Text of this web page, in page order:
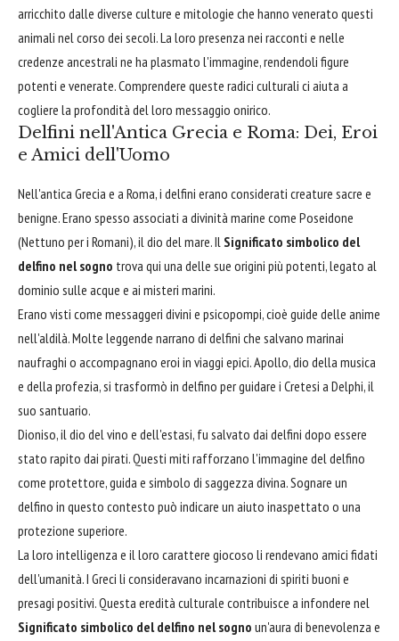
arricchito dalle diverse culture e mitologie che hanno venerato questi
animali nel corso dei secoli. La loro presenza nei racconti e nelle
credenze ancestrali ne ha plasmato l'immagine, rendendoli figure
potenti e venerate. Comprendere queste radici culturali ci aiuta a
cogliere la profondità del loro messaggio onirico.
Delfini nell'Antica Grecia e Roma: Dei, Eroi
e Amici dell'Uomo
Nell'antica Grecia e a Roma, i delfini erano considerati creature sacre e
benigne. Erano spesso associati a divinità marine come Poseidone
(Nettuno per i Romani), il dio del mare. Il Significato simbolico del
delfino nel sogno trova qui una delle sue origini più potenti, legato al
dominio sulle acque e ai misteri marini.
Erano visti come messaggeri divini e psicopompi, cioè guide delle anime
nell'aldilà. Molte leggende narrano di delfini che salvano marinai
naufraghi o accompagnano eroi in viaggi epici. Apollo, dio della musica
e della profezia, si trasformò in delfino per guidare i Cretesi a Delphi, il
suo santuario.
Dioniso, il dio del vino e dell'estasi, fu salvato dai delfini dopo essere
stato rapito dai pirati. Questi miti rafforzano l'immagine del delfino
come protettore, guida e simbolo di saggezza divina. Sognare un
delfino in questo contesto può indicare un aiuto inaspettato o una
protezione superiore.
La loro intelligenza e il loro carattere giocoso li rendevano amici fidati
dell'umanità. I Greci li consideravano incarnazioni di spiriti buoni e
presagi positivi. Questa eredità culturale contribuisce a infondere nel
Significato simbolico del delfino nel sogno un'aura di benevolenza e